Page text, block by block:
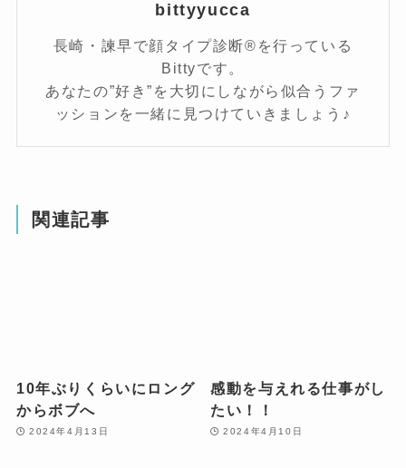
bittyyucca
長崎・諫早で顔タイプ診断®を行っている
Bittyです。
あなたの”好き”を大切にしながら似合うファ
ッションを一緒に見つけていきましょう♪
関連記事
10年ぶりくらいにロング
からボブへ
2024年4月13日
感動を与えれる仕事がし
たい！！
2024年4月10日